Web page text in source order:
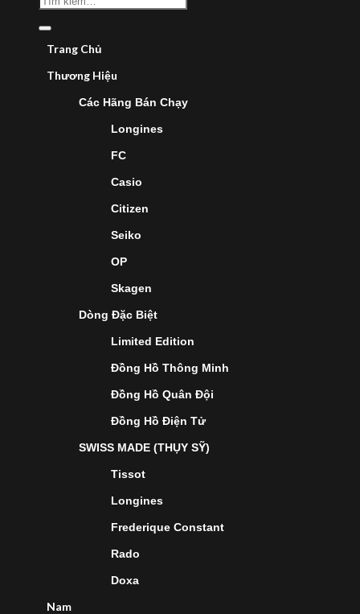
Trang Chủ
Thương Hiệu
Các Hãng Bán Chạy
Longines
FC
Casio
Citizen
Seiko
OP
Skagen
Dòng Đặc Biệt
Limited Edition
Đồng Hồ Thông Minh
Đồng Hồ Quân Đội
Đồng Hồ Điện Tử
SWISS MADE (THỤY SỸ)
Tissot
Longines
Frederique Constant
Rado
Doxa
Nam